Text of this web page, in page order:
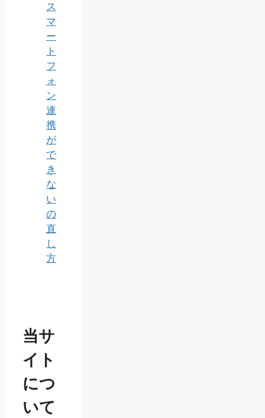
ス
マ
ー
ト
フ
ォ
ン
連
携
が
で
き
な
い
の
直
し
方
当サ
イト
につ
いて